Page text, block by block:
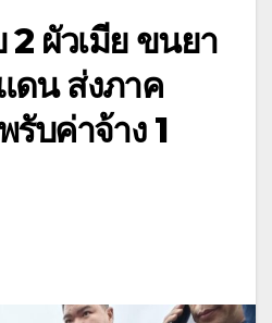
2 ผัวเมีย ขนยา
ดน ส่งภาค
รับค่าจ้าง 1